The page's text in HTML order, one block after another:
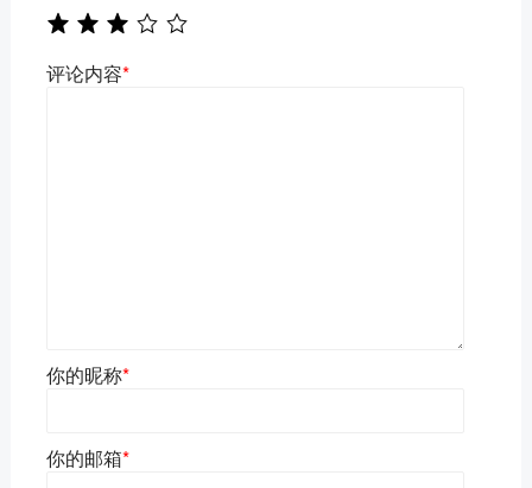
评论内容*
你的昵称*
你的邮箱*